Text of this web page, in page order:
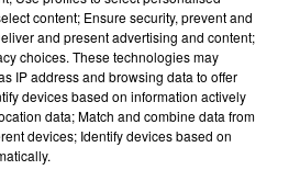
sec)
Lot
content; Ensure security, prevent and
and present advertising and content;
choices. These technologies may
IP address and browsing data to offer
devices based on information actively
data; Match and combine data from
devices; Identify devices based on